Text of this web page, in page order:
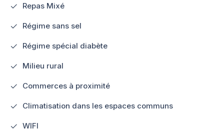
Repas Mixé
Régime sans sel
Régime spécial diabète
Milieu rural
Commerces à proximité
Climatisation dans les espaces communs
WIFI